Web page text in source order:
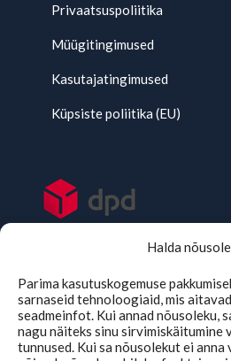
Halda
Parima kasutuskogemuse
sarnaseid tehnoloogiaid, mis
seadmeinfot. Kui annad nõusoleku,
nagu näiteks sinu sirvimiskäitumine
tunnused. Kui sa nõusolekut ei anna
Privaatsuspoliitika
Müügitingimused
Kasutajatingimused
Küpsiste poliitika (EU)